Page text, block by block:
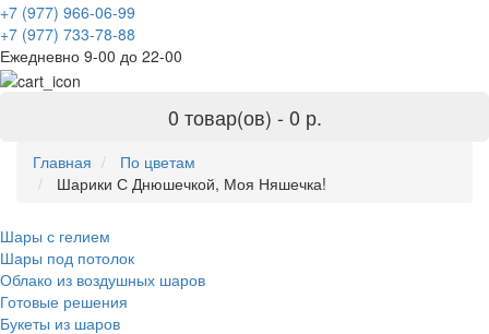
+7 (977) 966-06-99
+7 (977) 733-78-88
Ежедневно 9-00 до 22-00
0 товар(ов) - 0 р.
Главная
По цветам
Шарики С Днюшечкой, Моя Няшечка!
Шары с гелием
Шары под потолок
Облако из воздушных шаров
Готовые решения
Букеты из шаров